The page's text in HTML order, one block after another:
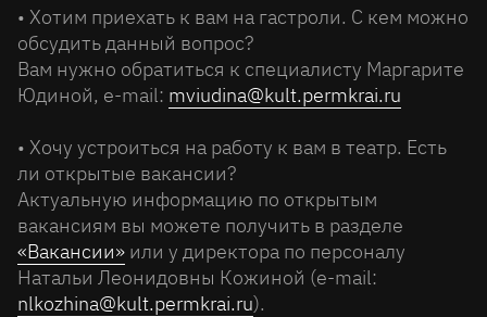
• Хотим приехать к вам на гастроли. С кем можно
обсудить данный вопрос?
Вам нужно обратиться к специалисту Маргарите
Юдиной, e-mail: mviudina@kult.permkrai.ru
• Хочу устроиться на работу к вам в театр. Есть
ли открытые вакансии?
Актуальную информацию по открытым
вакансиям вы можете получить в разделе
«Вакансии» или у директора по персоналу
Натальи Леонидовны Кожиной (e-mail:
nlkozhina@kult.permkrai.ru).